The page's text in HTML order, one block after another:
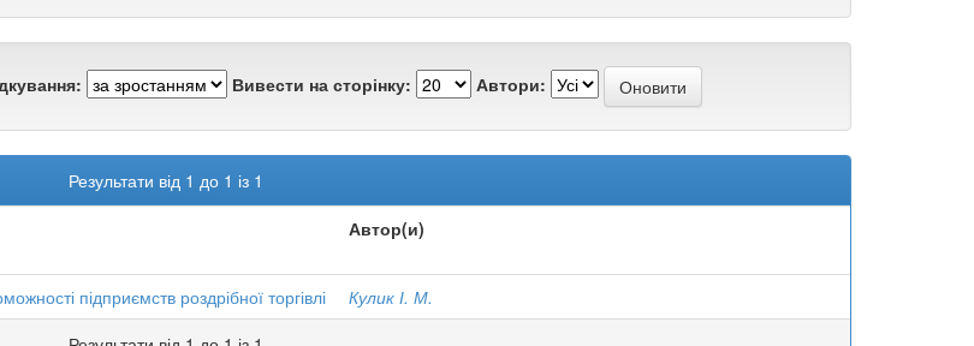
Вивести на сторінку: Автори:
Результати від 1 до 1 із 1
Автор(и)
підприємств роздрібної торгівлі
Кулик І. М.